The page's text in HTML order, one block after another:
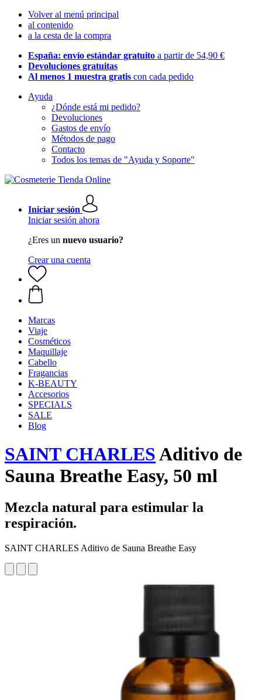
Volver al menú principal
al contenido
a la cesta de la compra
España: envío estándar gratuito a partir de 54,90 €
Devoluciones gratuitas
Al menos 1 muestra gratis con cada pedido
Ayuda
¿Dónde está mi pedido?
Devoluciones
Gastos de envío
Métodos de pago
Contacto
Todos los temas de "Ayuda y Soporte"
Iniciar sesión
Iniciar sesión ahora
¿Eres un nuevo usuario?
Crear una cuenta
Marcas
Viaje
Cosméticos
Maquillaje
Cabello
Fragancias
K-BEAUTY
Accesorios
SPECIALS
SALE
Blog
SAINT CHARLESAditivo de
Sauna Breathe Easy, 50 ml
Mezcla natural para estimular la
respiración.
SAINT CHARLES Aditivo de Sauna Breathe Easy